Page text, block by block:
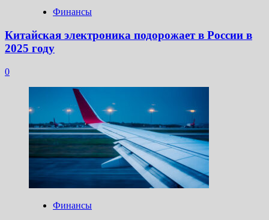
Финансы
Китайская электроника подорожает в России в
2025 году
0
Финансы